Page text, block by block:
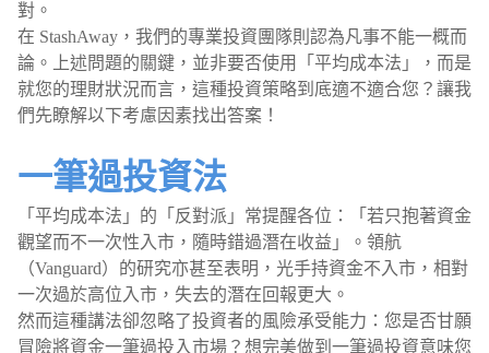
對。
在 StashAway，我們的專業投資團隊則認為凡事不能一概而
論。上述問題的關鍵，並非要否使用「平均成本法」，而是
就您的理財狀況而言，這種投資策略到底適不適合您？讓我
們先瞭解以下考慮因素找出答案！
一筆過投資法
「平均成本法」的「反對派」常提醒各位：「若只抱著資金
觀望而不一次性入市，隨時錯過潛在收益」。領航
（Vanguard）的研究亦甚至表明，光手持資金不入市，相對
一次過於高位入市，失去的潛在回報更大。
然而這種講法卻忽略了投資者的風險承受能力：您是否甘願
冒險將資金一筆過投入市場？想完美做到一筆過投資意味您